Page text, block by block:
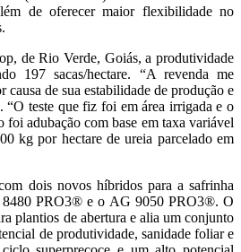
de oferecer maior flexibilidade no
de Rio Verde, Goiás, a produtividade
197 sacas/hectare. “A revenda me
causa de sua estabilidade de produção e
“O teste que fiz foi em área irrigada e o
adubação com base em taxa variável
kg por hectare de ureia parcelado em
dois novos híbridos para a safrinha
PRO3® e o AG 9050 PRO3®. O
plantios de abertura e alia um conjunto
de produtividade, sanidade foliar e